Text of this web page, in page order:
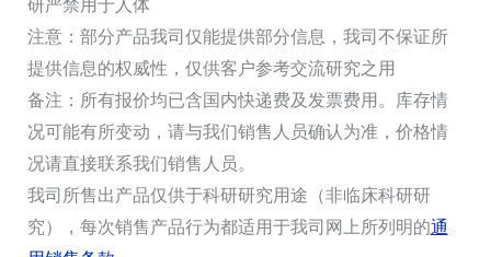
注意：部分产品我司仅能提供部分信息，我司不保证所
提供信息的权威性，仅供客户参考交流研究之用
备注：所有报价均已含国内快递费及发票费用。库存情
况可能有所变动，请与我们销售人员确认为准，价格情
况请直接联系我们销售人员。
我司所售出产品仅供于科研研究用途（非临床科研研
究），每次销售产品行为都适用于我司网上所列明的通